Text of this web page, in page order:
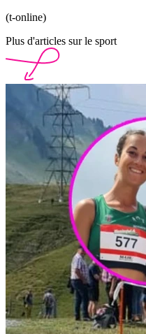
(t-online)
Plus d'articles sur le sport